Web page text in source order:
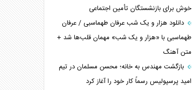
ترامپ و توهم خلع سلاح حماس
چرا کویت به دنبال شریک امنیتی جدید است؟
اعتراف غرب به قدرت ایران در تثبیت معادلات
خطای راهبردی ترامپ مقابل برزیل
متن و حاشیه سفر نتانیاهو به آمریکا
خوش برای بازنشستگان تأمین اجتماعی
دانلود هزار و یک شب عرفان طهماسبی / عرفان
طهماسبی با «هزار و یک شب» مهمان قلب‌ها شد +
متن آهنگ
بازگشت مهندس به خانه؛ محسن مسلمان در تیم
امید پرسپولیس رسماً کار خود را آغاز کرد